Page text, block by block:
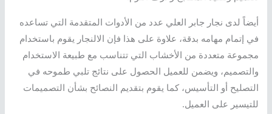
أيضاً لدى نجار جابر العلي عدد من الأدوات المتقدمة التي تساعده
في إتمام مهامه بدقة، علاوة على هذا فإن الالنجار يقوم باستخدام
مجموعة متعددة من الأخشاب التي تتناسب مع طبيعة الاستخدام
والتصميم، ويضمن للعميل الحصول على نتائج تلبي طموحه في
التصليح أو التأسيس، كما يقوم بتقديم النصائح بشأن التصميمات
للتيسير على العميل.